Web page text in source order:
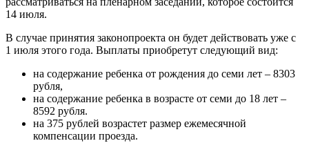
14 июля.
В случае принятия законопроекта он будет действовать уже с
1 июля этого года. Выплаты приобретут следующий вид:
на содержание ребенка от рождения до семи лет – 8303
рубля,
на содержание ребенка в возрасте от семи до 18 лет –
8592 рубля.
на 375 рублей возрастет размер ежемесячной
компенсации проезда.